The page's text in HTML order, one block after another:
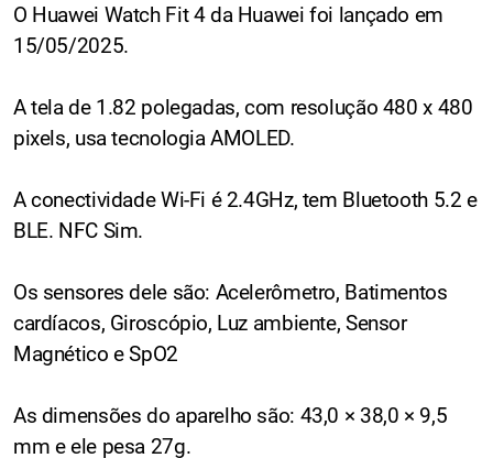
O Huawei Watch Fit 4 da Huawei foi lançado em
15/05/2025.
A tela de 1.82 polegadas, com resolução 480 x 480
pixels, usa tecnologia AMOLED.
A conectividade Wi-Fi é 2.4GHz, tem Bluetooth 5.2 e
BLE. NFC Sim.
Os sensores dele são: Acelerômetro, Batimentos
cardíacos, Giroscópio, Luz ambiente, Sensor
Magnético e SpO2
As dimensões do aparelho são: 43,0 × 38,0 × 9,5
mm e ele pesa 27g.